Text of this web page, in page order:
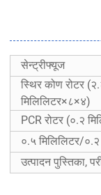
सेन्ट्रीफ्यूज
स्थिर कोण रोटर
मिलिलिटर×८×४)
PCR रोटर (०.२
०.५ मिलिलिटर/
उत्पादन पुस्तिका,